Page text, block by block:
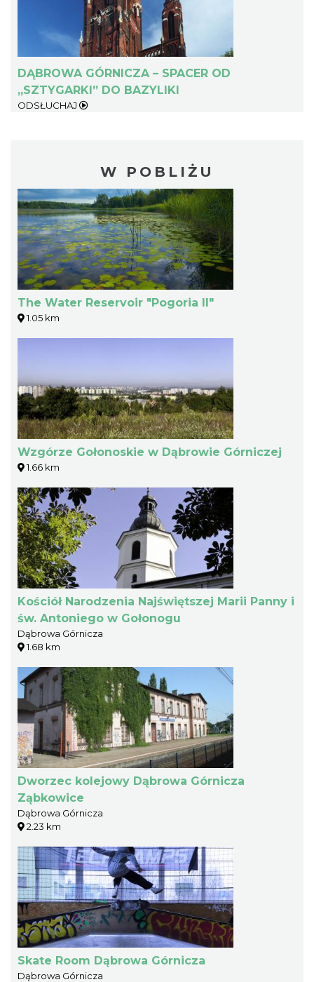
DĄBROWA GÓRNICZA – SPACER OD
„SZTYGARKI” DO BAZYLIKI
ODSŁUCHAJ
W POBLIŻU
The Water Reservoir "Pogoria II"
1.05 km
Wzgórze Gołonoskie w Dąbrowie Górniczej
1.66 km
Kościół Narodzenia Najświętszej Marii Panny i
św. Antoniego w Gołonogu
Dąbrowa Górnicza
1.68 km
Dworzec kolejowy Dąbrowa Górnicza
Ząbkowice
Dąbrowa Górnicza
2.23 km
Skate Room Dąbrowa Górnicza
Dąbrowa Górnicza